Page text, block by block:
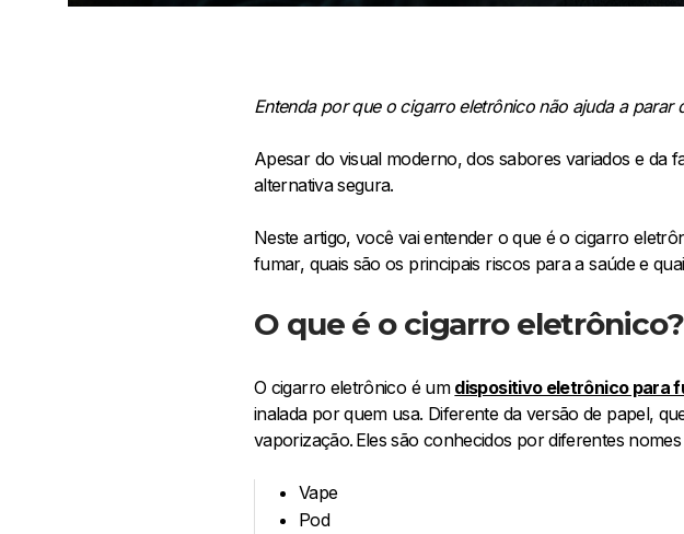
Entenda por que o cigarro eletrônico não ajuda a
Apesar do visual moderno, dos sabores variados e da
alternativa segura.
Neste artigo, você vai entender o que é o cigarro
fumar, quais são os principais riscos para a saúde e
O que é o cigarro eletrônico?
O cigarro eletrônico é um dispositivo eletrônico para
inalada por quem usa. Diferente da versão de papel,
vaporização. Eles são conhecidos por diferentes
Vape
Pod